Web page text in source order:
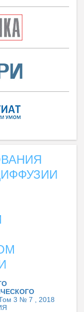
3 № 7 , 2018